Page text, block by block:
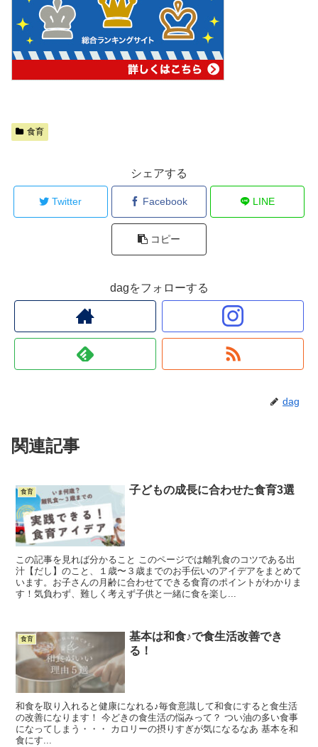
食育
シェアする
Twitter Facebook LINE
コピー
dagをフォローする
dag
関連記事
食育 子どもの成長に合わせた食育3選
この記事を見れば分かること このページでは離乳食のコツである出
汁【だし】のこと、１歳〜３歳までのお手伝いのアイデアをまとめて
います。お子さんの月齢に合わせてできる食育のポイントがわかりま
す！気負わず、難しく考えず子供と一緒に食を楽し...
食育
基本は和食♪で食生活改善でき
る！
和食を取り入れると健康になれる♪毎食意識して和食にすると食生活
の改善になります！ 今どきの食生活の悩みって？ つい油の多い食事
になってしまう・・・ カロリーの摂りすぎが気になるなあ 基本を和
食にす...